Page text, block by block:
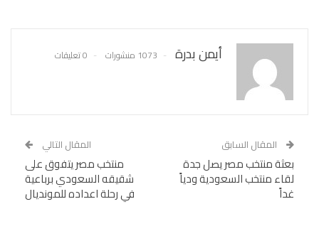
أيمن بدرة 1073 منشورات 0 تعليقات
المقال السابق
بعثة منتخب مصر يصل جدة
لقاء منتخب السعودية ودياً
غداً
المقال التالي
منتخب مصر يتفوق على
شقيقه السعودي برباعية
في رحلة اعداده للمونديال